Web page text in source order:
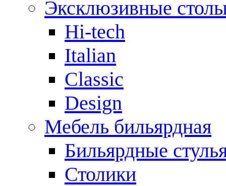
Эксклюзивные
Hi-tech
Italian
Сlassic
Design
Мебель бильярдная
Бильярдные
Столики